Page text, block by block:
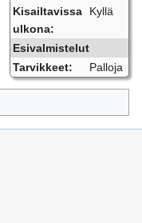
Kisailtavissa
ulkona:
Kyllä
Esivalmistelut
Tarvikkeet:
Palloja